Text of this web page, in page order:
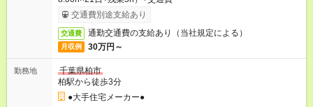
交通費別途支給あり
交通費 通勤交通費の支給あり（当社規定による）
月収例 30万円～
勤務地
千葉県柏市
柏駅から徒歩3分
●大手住宅メーカー●